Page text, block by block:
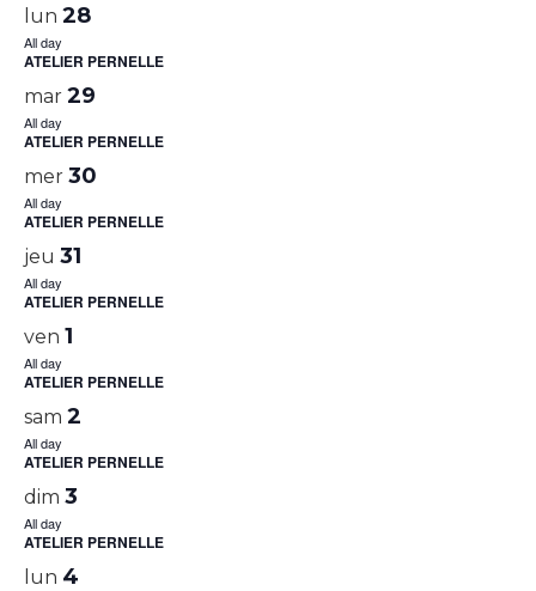
lun 28
All day
ATELIER PERNELLE
mar 29
All day
ATELIER PERNELLE
mer 30
All day
ATELIER PERNELLE
jeu 31
All day
ATELIER PERNELLE
ven 1
All day
ATELIER PERNELLE
sam 2
All day
ATELIER PERNELLE
dim 3
All day
ATELIER PERNELLE
lun 4